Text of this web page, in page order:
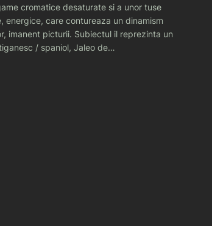
cromatice desaturate si a unor tuse
energice, care contureaza un dinamism
imanent picturii. Subiectul il reprezinta un
/ spaniol, Jaleo de…